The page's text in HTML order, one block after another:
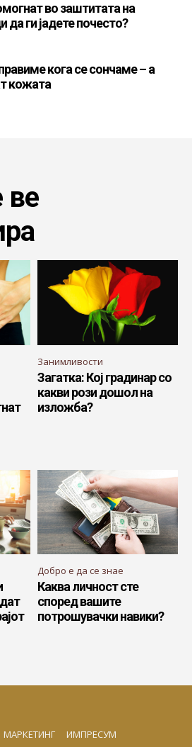
во заштитата на
ги јадете почесто?
кога се сончаме – а
кожата
Занимливости
Загатка: Кој градинар со
какви рози дошол на
изложба?
Добро е да се знае
Каква личност сте
според вашите
потрошувачки навики?
МАРКЕТИНГ ИМПРЕСУМ